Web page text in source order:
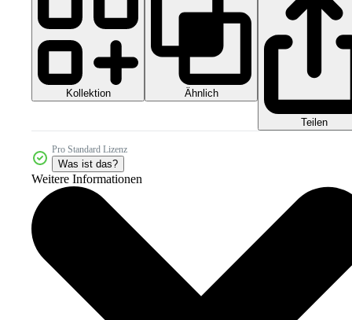
Kollektion Ähnlich
Teilen
Pro Standard Lizenz
Was ist das?
Weitere Informationen